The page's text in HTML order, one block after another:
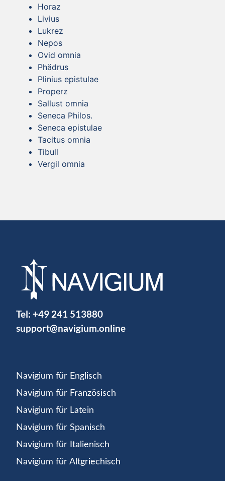
Horaz
Livius
Lukrez
Nepos
Ovid omnia
Phädrus
Plinius epistulae
Properz
Sallust omnia
Seneca Philos.
Seneca epistulae
Tacitus omnia
Tibull
Vergil omnia
Tel: +49 241 513880
support@navigium.online
Navigium für Englisch
Navigium für Französisch
Navigium für Latein
Navigium für Spanisch
Navigium für Italienisch
Navigium für Altgriechisch